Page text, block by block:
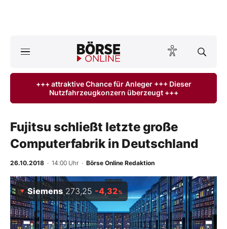
ktuelle Ausgabe BÖRSE ONLINE lesen
Anlageprodukte
Finanz-Check
BO-Musterdepots
Experten
+++ attraktive Chance für Anleger +++ Dieser
Nutzfahrzeugkonzern überzeugt +++
Fujitsu schließt letzte große
Computerfabrik in Deutschland
26.10.2018 · 14:00 Uhr · Börse Online Redaktion
Siemens 273,25 -4,32%